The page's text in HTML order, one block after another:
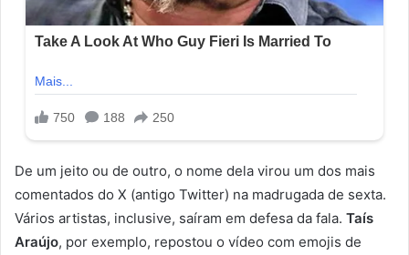
De um jeito ou de outro, o nome dela virou um dos mais
comentados do X (antigo Twitter) na madrugada de sexta.
Vários artistas, inclusive, saíram em defesa da fala. Taís
Araújo, por exemplo, repostou o vídeo com emojis de